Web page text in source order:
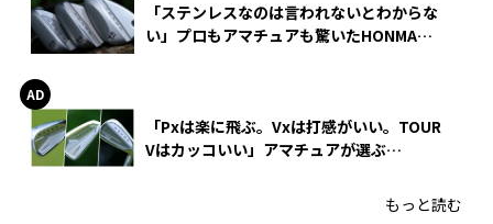
「ステンレスなのは言われないとわからな
い」プロもアマチュアも驚いたHONMA
「Pxは楽に飛ぶ。Vxは打感がいい。TOUR
Vはカッコいい」アマチュアが選ぶ
もっと読む